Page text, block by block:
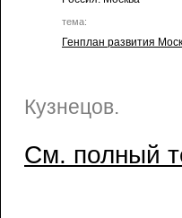
тема:
Генплан развития
Кузнецов.
См. полный